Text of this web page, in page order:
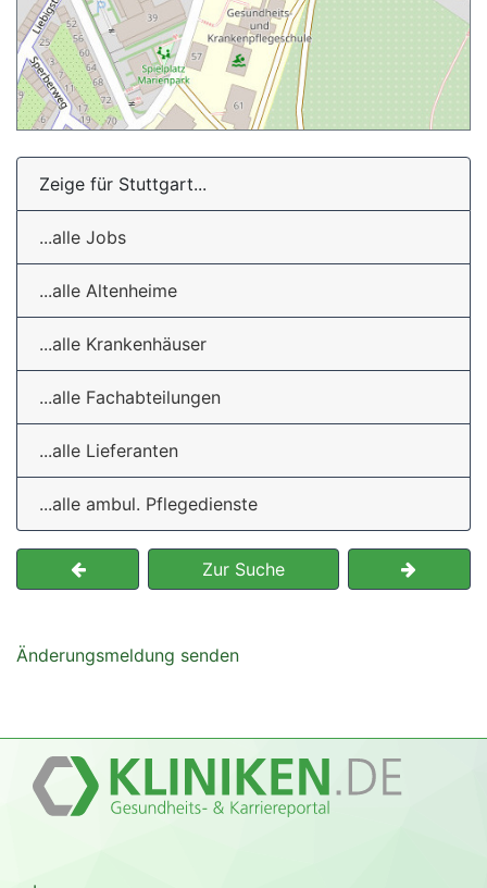
Zeige für Stuttgart...
...alle Jobs
...alle Altenheime
...alle Krankenhäuser
...alle Fachabteilungen
...alle Lieferanten
...alle ambul. Pflegedienste
Zur Suche
Änderungsmeldung senden